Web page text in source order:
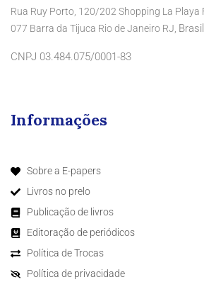
Rua Ruy Porto, 120/202 Shopping La Playa
077 Barra da Tijuca Rio de Janeiro RJ, Brasil
CNPJ 03.484.075/0001-83
Informações
Sobre a E-papers
Livros no prelo
Publicação de livros
Editoração de periódicos
Política de Trocas
Política de privacidade